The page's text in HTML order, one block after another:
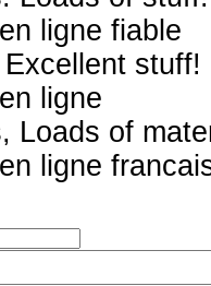
ligne fiable
stuff!
ligne
Loads of
ligne